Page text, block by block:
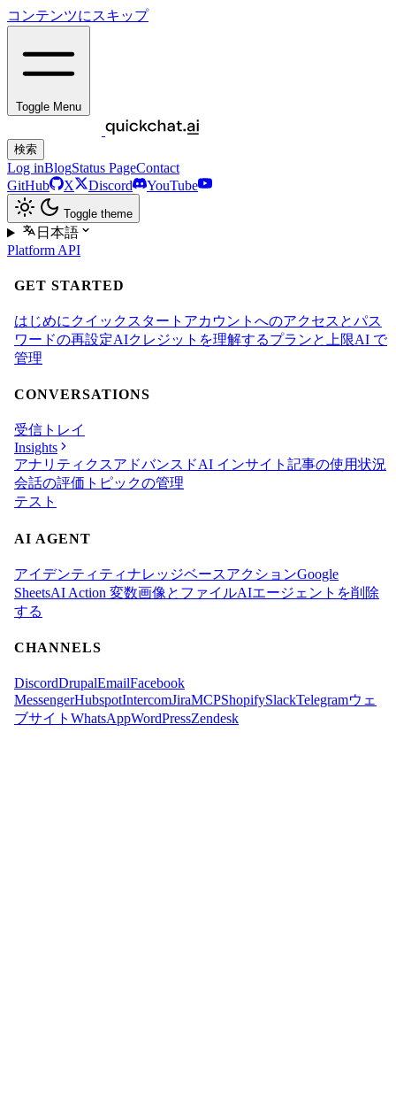
コンテンツにスキップ
Toggle Menu
検索
Log inBlogStatus PageContact
GitHub
X Discord YouTube
Toggle theme
日本語
Platform API
GET STARTED
はじめに クイックスタート アカウントへのアクセスとパス
ワードの再設定AIクレジットを理解するプランと上限AI で
管理
CONVERSATIONS
受信トレイ
Insights
アナリティクスアドバンスドAI インサイト 記事の使用状況
会話の評価 トピックの管理
テスト
AI AGENT
アイデンティティナレッジベースアクションGoogle
SheetsAI Action 変数画像とファイルAIエージェントを削除
する
CHANNELS
DiscordDrupalEmailFacebook
MessengerHubspotIntercomJiraMCPShopifySlackTelegramウェ
ブサイト WhatsAppWordPressZendesk